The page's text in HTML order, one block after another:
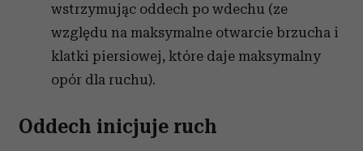
wstrzymując oddech po wdechu (ze
względu na maksymalne otwarcie brzucha i
klatki piersiowej, które daje maksymalny
opór dla ruchu).
Oddech inicjuje ruch